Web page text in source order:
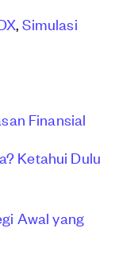
,Simulasi
Finansial
Ketahui Dulu
Awal yang